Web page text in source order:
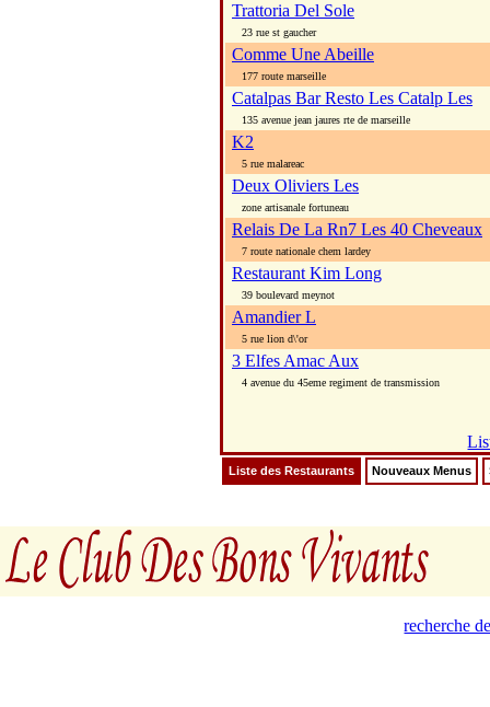
Trattoria Del Sole
23 rue st gaucher
Comme Une Abeille
177 route marseille
Catalpas Bar Resto Les Catalp Les
135 avenue jean jaures rte de marseille
K2
5 rue malareac
Deux Oliviers Les
zone artisanale fortuneau
Relais De La Rn7 Les 40 Cheveaux
7 route nationale chem lardey
Restaurant Kim Long
39 boulevard meynot
Amandier L
5 rue lion d\'or
3 Elfes Amac Aux
4 avenue du 45eme regiment de transmission
Liste des Restaurants Nouveaux Menus
recherche